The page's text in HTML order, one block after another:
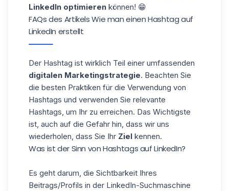
LinkedIn optimieren können! 😁
FAQs des Artikels Wie man einen Hashtag auf
LinkedIn erstellt
Der Hashtag ist wirklich Teil einer umfassenden
digitalen Marketingstrategie. Beachten Sie
die besten Praktiken für die Verwendung von
Hashtags und verwenden Sie relevante
Hashtags, um Ihr zu erreichen. Das Wichtigste
ist, auch auf die Gefahr hin, dass wir uns
wiederholen, dass Sie Ihr Ziel kennen.
Was ist der Sinn von Hashtags auf LinkedIn?
Es geht darum, die Sichtbarkeit Ihres
Beitrags/Profils in der LinkedIn-Suchmaschine